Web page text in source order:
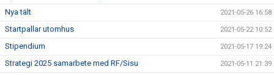
Nya tält 2021-05-26 16:58
Startpallar utomhus 2021-05-22 10:52
Stipendium 2021-05-17 19:24
Strategi 2025 samarbete med RF/Sisu 2021-05-11 21:39